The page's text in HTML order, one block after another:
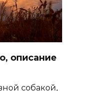
описание
собакой,